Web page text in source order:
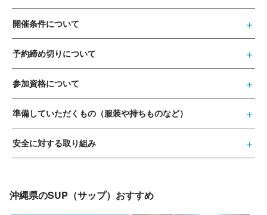
開催条件について
予約締め切りについて
参加資格について
準備していただくもの（服装や持ちものなど）
安全に対する取り組み
沖縄県のSUP（サップ）おすすめ